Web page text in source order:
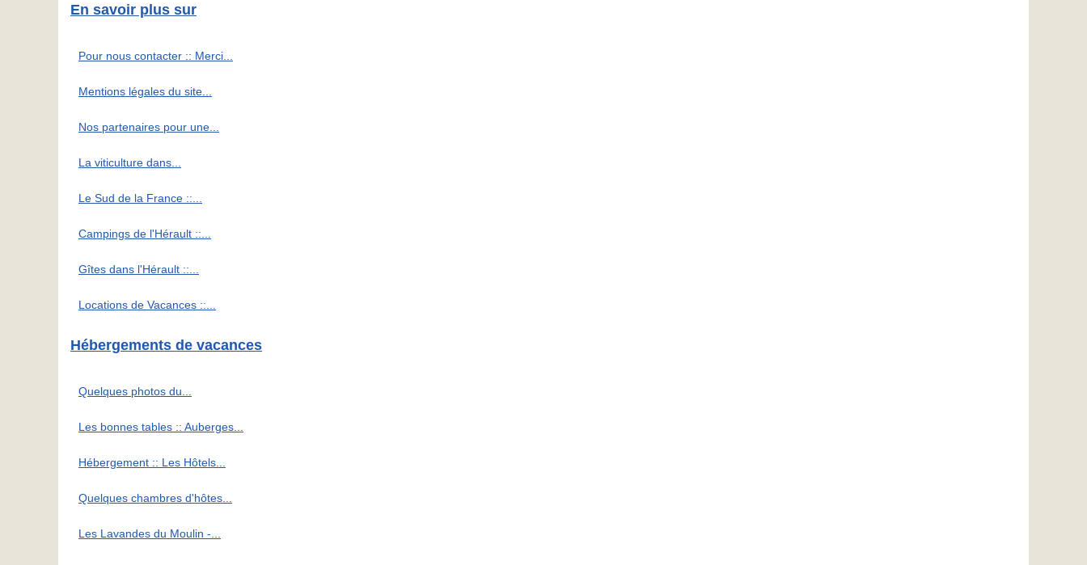
En savoir plus sur
Pour nous contacter :: Merci...
Mentions légales du site...
Nos partenaires pour une...
La viticulture dans...
Le Sud de la France ::...
Campings de l'Hérault ::...
Gîtes dans l'Hérault ::...
Locations de Vacances ::...
Hébergements de vacances
Quelques photos du...
Les bonnes tables :: Auberges...
Hébergement :: Les Hôtels...
Quelques chambres d'hôtes...
Les Lavandes du Moulin -...